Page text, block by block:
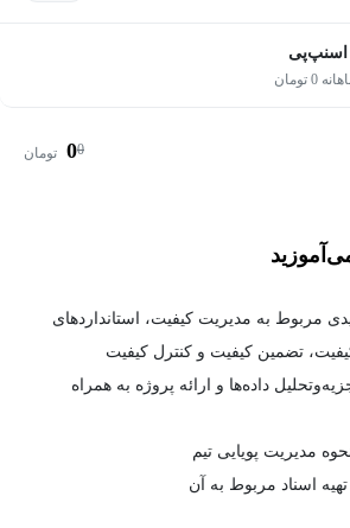
اسنپ‌پی
0
0 تومان
مربوط به مدیریت کیفیت، استانداردهای
تضمین کیفیت و کنترل کیفیت
داده‌ها و ارائه پروژه به همراه
مدیریت پویایی تیم
اسناد مربوط به آن